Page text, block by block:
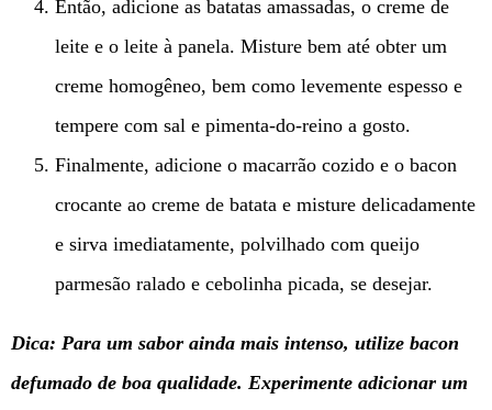
Então, adicione as batatas amassadas, o creme de
leite e o leite à panela. Misture bem até obter um
creme homogêneo, bem como levemente espesso e
tempere com sal e pimenta-do-reino a gosto.
Finalmente, adicione o macarrão cozido e o bacon
crocante ao creme de batata e misture delicadamente
e sirva imediatamente, polvilhado com queijo
parmesão ralado e cebolinha picada, se desejar.
Dica: Para um sabor ainda mais intenso, utilize bacon
defumado de boa qualidade. Experimente adicionar um